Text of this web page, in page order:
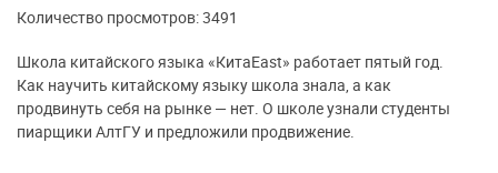
Количество просмотров: 3491
Школа китайского языка «КитаEast» работает пятый год.
Как научить китайскому языку школа знала, а как
продвинуть себя на рынке — нет. О школе узнали студенты
пиарщики АлтГУ и предложили продвижение.